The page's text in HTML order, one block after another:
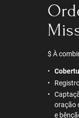
$ À
oração
e